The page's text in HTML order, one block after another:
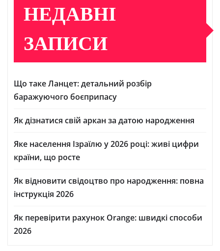
НЕДАВНІ
ЗАПИСИ
Що таке Ланцет: детальний розбір
баражуючого боєприпасу
Як дізнатися свій аркан за датою народження
Яке населення Ізраїлю у 2026 році: живі цифри
країни, що росте
Як відновити свідоцтво про народження: повна
інструкція 2026
Як перевірити рахунок Orange: швидкі способи
2026